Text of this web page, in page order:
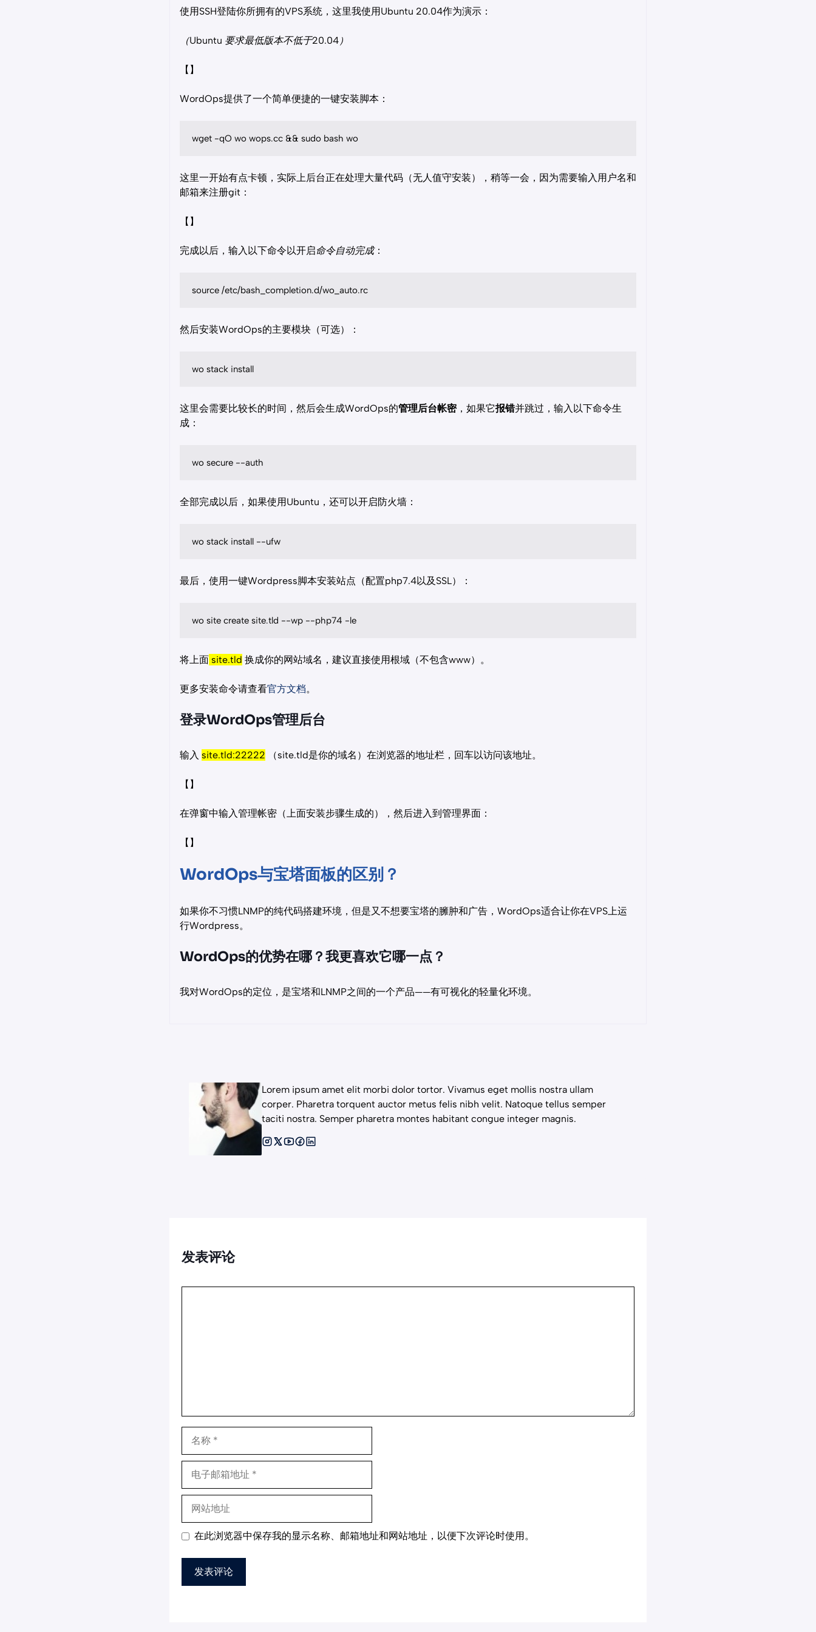
使用SSH登陆你所拥有的VPS系统，这里我使用Ubuntu 20.04作为演示：
（Ubuntu 要求最低版本不低于20.04）
【】
WordOps提供了一个简单便捷的一键安装脚本：
wget -qO wo wops.cc && sudo bash wo
这里一开始有点卡顿，实际上后台正在处理大量代码（无人值守安装），稍等一会，因为需要输入用户名和
邮箱来注册git：
【】
完成以后，输入以下命令以开启命令自动完成：
source /etc/bash_completion.d/wo_auto.rc
然后安装WordOps的主要模块（可选）：
wo stack install
这里会需要比较长的时间，然后会生成WordOps的管理后台帐密，如果它报错并跳过，输入以下命令生
成：
wo secure --auth
全部完成以后，如果使用Ubuntu，还可以开启防火墙：
wo stack install --ufw
最后，使用一键Wordpress脚本安装站点（配置php7.4以及SSL）：
wo site create site.tld --wp --php74 -le
将上面site.tld 换成你的网站域名，建议直接使用根域（不包含www）。
更多安装命令请查看官方文档。
登录WordOps管理后台
输入 site.tld:22222 （site.tld是你的域名）在浏览器的地址栏，回车以访问该地址。
【】
在弹窗中输入管理帐密（上面安装步骤生成的），然后进入到管理界面：
【】
WordOps与宝塔面板的区别？
如果你不习惯LNMP的纯代码搭建环境，但是又不想要宝塔的臃肿和广告，WordOps适合让你在VPS上运
行Wordpress。
WordOps的优势在哪？我更喜欢它哪一点？
我对WordOps的定位，是宝塔和LNMP之间的一个产品——有可视化的轻量化环境。
Lorem ipsum amet elit morbi dolor tortor. Vivamus eget mollis nostra ullam
corper. Pharetra torquent auctor metus felis nibh velit. Natoque tellus semper
taciti nostra. Semper pharetra montes habitant congue integer magnis.
发表评论
邮
地
址
地 在此浏览器中保存我的显示名称、邮箱地址和网站地址，以便下次评论时使用。